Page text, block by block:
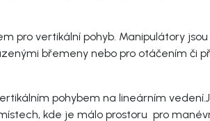
pro vertikální pohyb. Manipulátory
břemeny nebo pro otáčením či
pohybem na lineárním
kde je málo prostoru pro